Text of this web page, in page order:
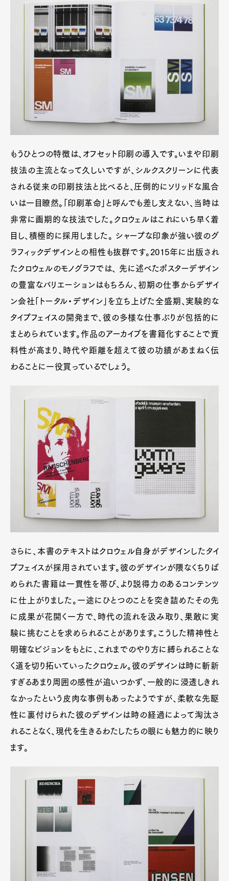
もうひとつの特徴は、オフセット印刷の導入です。いまや印刷
技法の主流となって久しいですが、シルクスクリーンに代表
される従来の印刷技法と比べると、圧倒的にソリッドな風合
いは一目瞭然。「印刷革命」と呼んでも差し支えない、当時は
非常に画期的な技法でした。クロウェルはこれにいち早く着
目し、積極的に採用しました。 シャープな印象が強い彼のグ
ラフィックデザインとの相性も抜群です。2015年に出版され
たクロウェルのモノグラフでは、 先に述べたポスターデザイン
の豊富なバリエーションはもちろん、初期の仕事からデザイ
ン会社「トータル・デザイン」を立ち上げた全盛期、実験的な
タイプフェイスの開発まで、彼の多様な仕事ぶりが包括的に
まとめられています。作品のアーカイブを書籍化することで資
料性が高まり、時代や距離を超えて彼の功績があまねく伝
わることに一役買っているでしょう。
さらに、本書のテキストはクロウェル自身がデザインしたタイ
プフェイスが採用されています。彼のデザインが隈なくちりば
められた書籍は一貫性を帯び、より説得力のあるコンテンツ
に仕上がりました。一途にひとつのことを突き詰めたその先
に成果が花開く一方で、時代の流れを汲み取り、果敢に実
験に挑むことを求められることがあります。こうした精神性と
明確なビジョンをもとに、これまでのやり方に縛られることな
く道を切り拓いていったクロウェル。彼のデザインは時に斬新
すぎるあまり周囲の感性が追いつかず、一般的に浸透しきれ
なかったという皮肉な事例もあったようですが、柔軟な先駆
性に裏付けられた彼のデザインは時の経過によって淘汰さ
れることなく、現代を生きるわたしたちの眼にも魅力的に映り
ます。